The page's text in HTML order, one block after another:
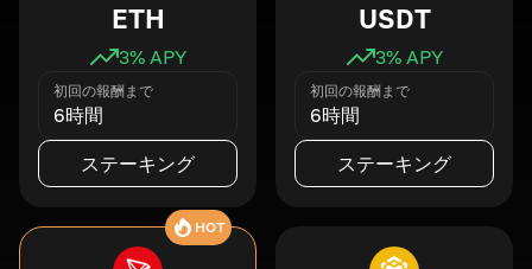
ETH
3% APY
初回の報酬まで
6時間
ステーキング
USDT
3% APY
初回の報酬まで
6時間
ステーキング
HOT